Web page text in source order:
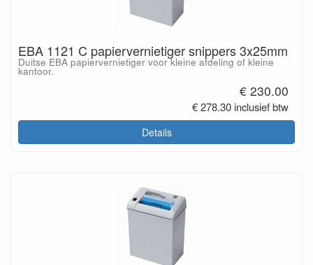
EBA 1121 C papiervernietiger snippers 3x25mm
Duitse EBA papiervernietiger voor kleine afdeling of kleine
kantoor.
€ 230.00
€ 278.30 inclusief btw
Details